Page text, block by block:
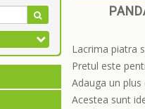
Lacrima piatra
Pretul este
Adauga un
Acestea sunt